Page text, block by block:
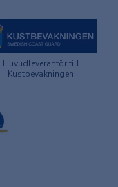
Huvudleverantör till
Kustbevakningen